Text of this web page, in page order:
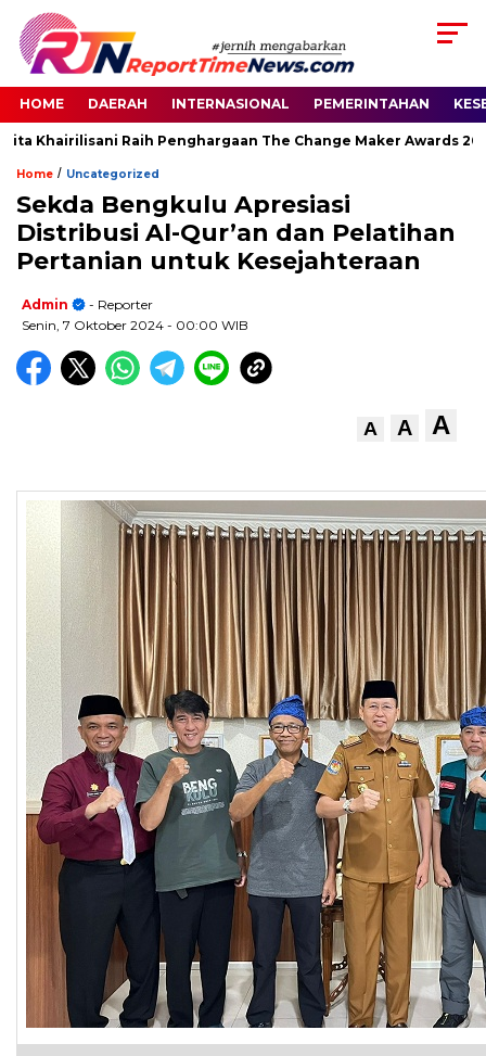
HOME DAERAH INTERNASIONAL PEMERINTAHAN
Raih Penghargaan The Change Maker Awards 2026
Home / Uncategorized
Sekda Bengkulu Apresiasi
Distribusi Al-Qur’an dan Pelatihan
Pertanian untuk Kesejahteraan
Admin
- Reporter
Senin, 7 Oktober 2024 - 00:00 WIB
A A A